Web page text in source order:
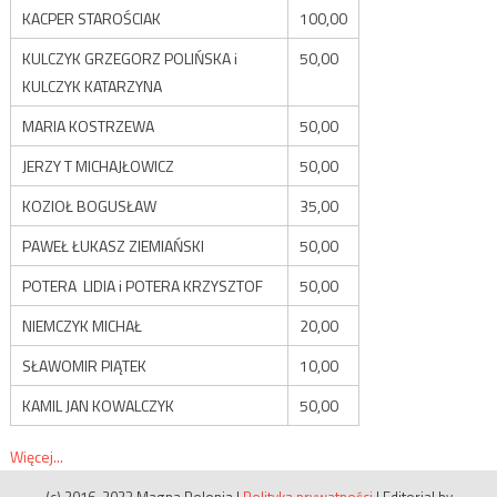
KACPER STAROŚCIAK
100,00
KULCZYK GRZEGORZ POLIŃSKA i
KULCZYK KATARZYNA
50,00
MARIA KOSTRZEWA
50,00
JERZY T MICHAJŁOWICZ
50,00
KOZIOŁ BOGUSŁAW
35,00
PAWEŁ ŁUKASZ ZIEMIAŃSKI
50,00
POTERA LIDIA i POTERA KRZYSZTOF
50,00
NIEMCZYK MICHAŁ
20,00
SŁAWOMIR PIĄTEK
10,00
KAMIL JAN KOWALCZYK
50,00
Więcej...